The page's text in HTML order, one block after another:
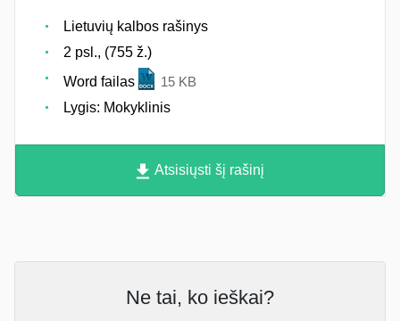
Lietuvių kalbos rašinys
2 psl., (755 ž.)
Word failas
15 KB
Lygis: Mokyklinis
Atsisiųsti šį rašinį
Ne tai, ko ieškai?